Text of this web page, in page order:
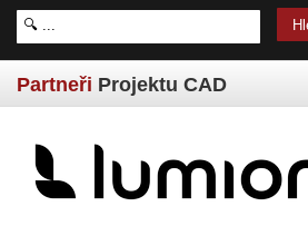
Partneři Projektu CAD